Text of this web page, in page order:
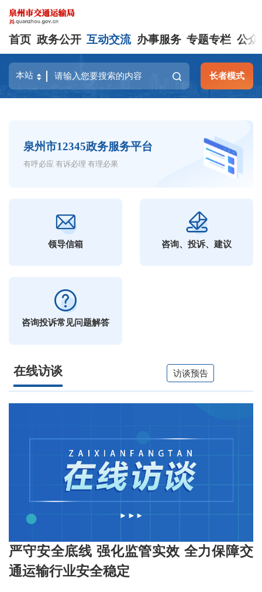
首页 政务公开 互动交流 办事服务 专题专栏 公众
长者模式
泉州市12345政务服务平台
有呼必应 有诉必理 有理必果
领导信箱 咨询、投诉、建议
咨询投诉常见问题解答
在线访谈 访谈预告
严守安全底线 强化监管实效 全力保障交
通运输行业安全稳定